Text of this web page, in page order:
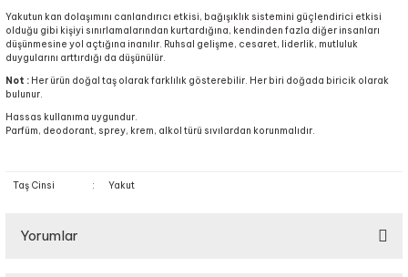
Yakutun kan dolaşımını canlandırıcı etkisi, bağışıklık sistemini güçlendirici etkisi
olduğu gibi kişiyi sınırlamalarından kurtardığına, kendinden fazla diğer insanları
düşünmesine yol açtığına inanılır. Ruhsal gelişme, cesaret, liderlik, mutluluk
duygularını arttırdığı da düşünülür.
Not : Her ürün doğal taş olarak farklılık gösterebilir. Her biri doğada biricik olarak
bulunur.
Hassas kullanıma uygundur.
Parfüm, deodorant, sprey, krem, alkol türü sıvılardan korunmalıdır.
Taş Cinsi : Yakut
Yorumlar